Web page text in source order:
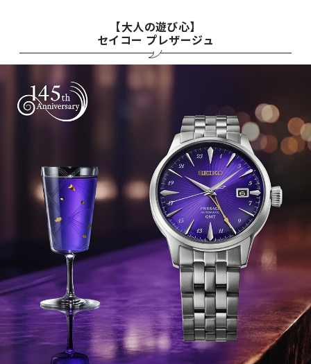
【大人の遊び心】
セイコー プレザージュ